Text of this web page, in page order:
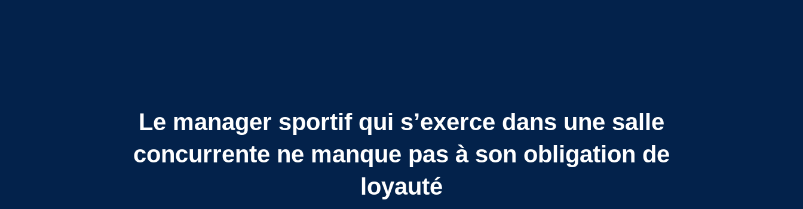
Le manager sportif qui s’exerce dans une salle
concurrente ne manque pas à son obligation de
loyauté